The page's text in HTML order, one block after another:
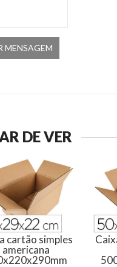
DE VER
cartão simples
americana